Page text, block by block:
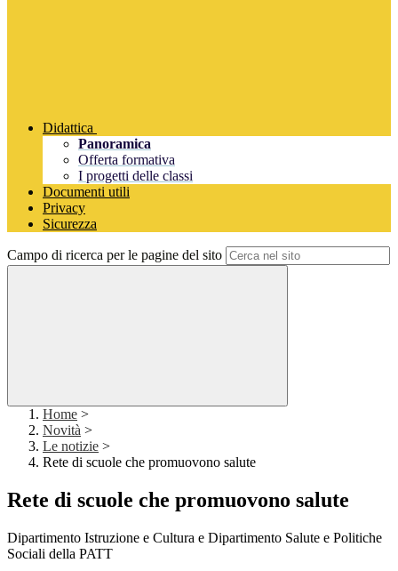
Didattica
Panoramica
Offerta formativa
I progetti delle classi
Documenti utili
Privacy
Sicurezza
Campo di ricerca per le pagine del sito
Home >
Novità >
Le notizie >
Rete di scuole che promuovono salute
Rete di scuole che promuovono salute
Dipartimento Istruzione e Cultura e Dipartimento Salute e Politiche
Sociali della PATT